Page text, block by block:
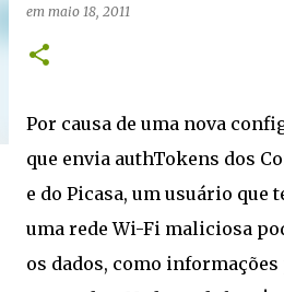
em maio 18, 2011
Por causa de uma nova
que envia authTokens dos
e do Picasa, um usuário que
uma rede Wi-Fi maliciosa
os dados, como informações